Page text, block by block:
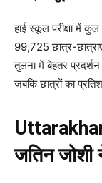
हाई स्कूल परीक्षा में कुल
99,725 छात्र-
तुलना में बेहतर
जबकि छात्रों का
जतिन जोशी